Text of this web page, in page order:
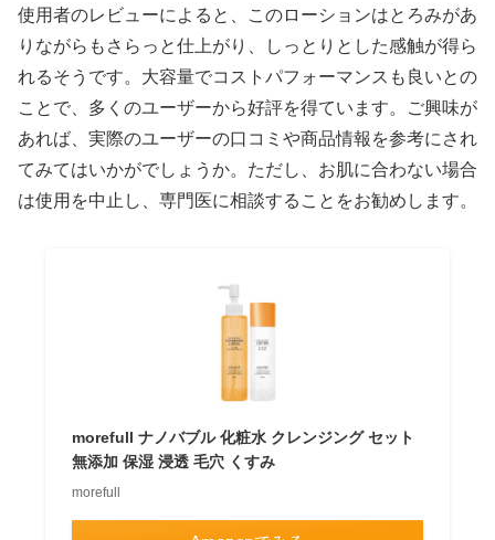
使用者のレビューによると、このローションはとろみがあ
りながらもさらっと仕上がり、しっとりとした感触が得ら
れるそうです。大容量でコストパフォーマンスも良いとの
ことで、多くのユーザーから好評を得ています。ご興味が
あれば、実際のユーザーの口コミや商品情報を参考にされ
てみてはいかがでしょうか。ただし、お肌に合わない場合
は使用を中止し、専門医に相談することをお勧めします。
morefull ナノバブル 化粧水 クレンジング セット
無添加 保湿 浸透 毛穴 くすみ
morefull